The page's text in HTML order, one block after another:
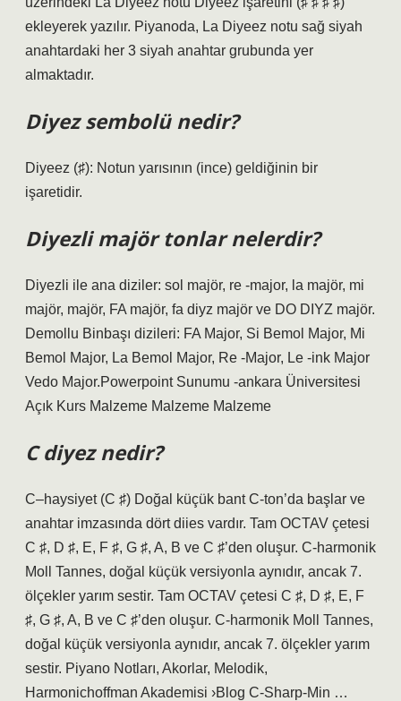
ekleyerek yazılır. Piyanoda, La Diyeez notu sağ siyah
anahtardaki her 3 siyah anahtar grubunda yer
almaktadır.
Diyez sembolü nedir?
Diyeez (♯): Notun yarısının (ince) geldiğinin bir
işaretidir.
Diyezli majör tonlar nelerdir?
Diyezli ile ana diziler: sol majör, re -major, la majör, mi
majör, majör, FA majör, fa diyz majör ve DO DIYZ majör.
Demollu Binbaşı dizileri: FA Major, Si Bemol Major, Mi
Bemol Major, La Bemol Major, Re -Major, Le -ink Major
Vedo Major.Powerpoint Sunumu -ankara Üniversitesi
Açık Kurs Malzeme Malzeme Malzeme
C diyez nedir?
C–haysiyet (C ♯) Doğal küçük bant C-ton’da başlar ve
anahtar imzasında dört diies vardır. Tam OCTAV çetesi
C ♯, D ♯, E, F ♯, G ♯, A, B ve C ♯’den oluşur. C-harmonik
Moll Tannes, doğal küçük versiyonla aynıdır, ancak 7.
ölçekler yarım sestir. Tam OCTAV çetesi C ♯, D ♯, E, F
♯, G ♯, A, B ve C ♯’den oluşur. C-harmonik Moll Tannes,
doğal küçük versiyonla aynıdır, ancak 7. ölçekler yarım
sestir. Piyano Notları, Akorlar, Melodik,
Harmonichoffman Akademisi ›Blog C-Sharp-Min …